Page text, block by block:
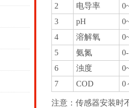
2
电导率
3
pH
4
溶解氧
5
氨氮
6
浊度
7
COD 0
注意：传感器安装时